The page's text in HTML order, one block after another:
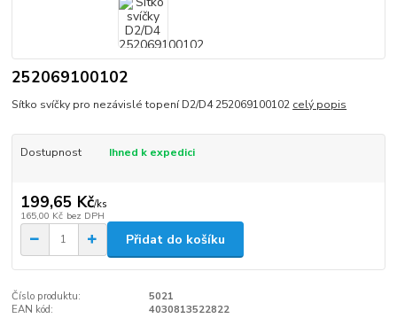
252069100102
Sítko svíčky pro nezávislé topení D2/D4 252069100102 celý popis
Dostupnost Ihned k expedici
199,65 Kč/ks
165,00 Kč bez DPH
Přidat do košíku
Číslo produktu:
5021
EAN kód:
4030813522822